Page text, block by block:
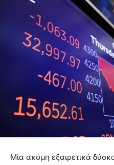
Μία ακόμη εξαιρετικά